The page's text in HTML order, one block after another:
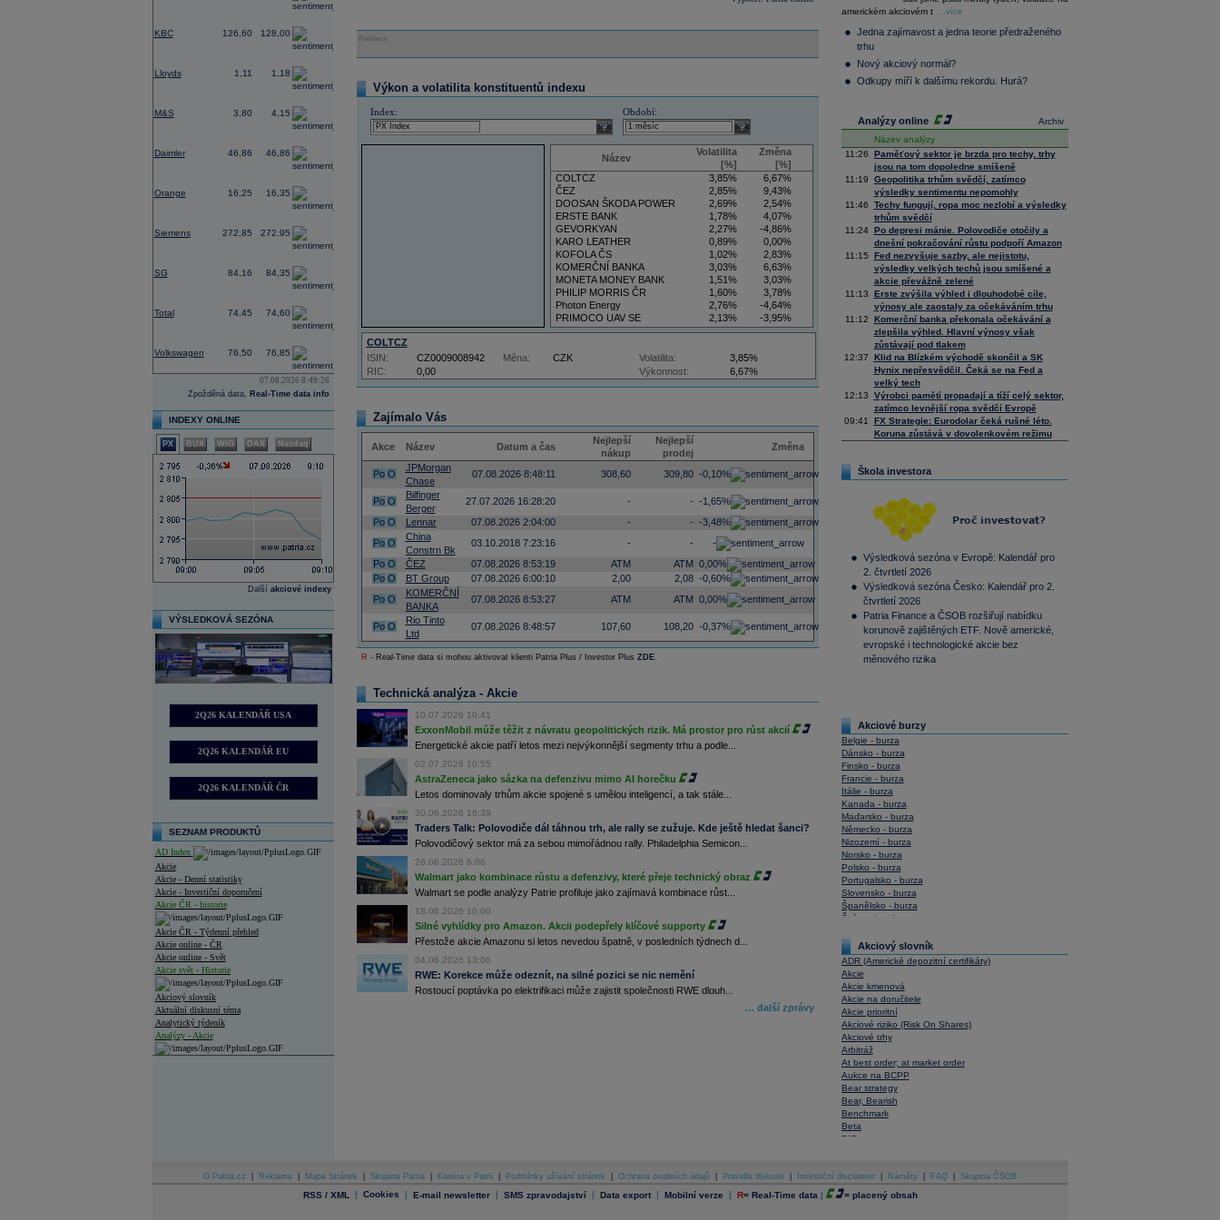
KBC 126,60 128,00
Lloyds 1,11 1,18
-2,05
M&S 3,80 4,15
-0,73
Daimler 46,86 46,86
Orange 16,25 16,35
Siemens 272,85 272,95
SG 84,16 84,35
Total 74,45 74,60
Volkswagen 76,50 76,85
07.08.2026 8:49:26
Zpožděná data, Real-Time data info
INDEXY ONLINE
PX BUX WIG DAX Nasdaq
Další akciové indexy
VÝSLEDKOVÁ SEZÓNA
2Q26 KALENDÁŘ USA
2Q26 KALENDÁŘ EU
2Q26 KALENDÁŘ ČR
SEZNAM PRODUKTŮ
AD Index
Akcie
Akcie - Denní statistiky
Akcie - Investiční doporučení
Akcie ČR - historie
Akcie ČR - Týdenní přehled
Akcie online - ČR
Akcie online - Svět
Akcie svět - Historie
Akciový slovník
Aktuální diskusní téma
Analytický týdeník
Analýzy - Akcie
Reklama
Výkon a volatilita konstituentů indexu
Index:
select
Období:
select
Název
Volatilita
[%]
Změna
[%]
COLTCZ
3,85%
6,67%
ČEZ
2,85%
9,43%
DOOSAN ŠKODA POWER
2,69%
2,54%
ERSTE BANK
1,78%
4,07%
GEVORKYAN
2,27%
-4,86%
KARO LEATHER
0,89%
0,00%
KOFOLA ČS
1,02%
2,83%
KOMERČNÍ BANKA
3,03%
6,63%
MONETA MONEY BANK
1,51%
3,03%
PHILIP MORRIS ČR
1,60%
3,78%
Photon Energy
2,76%
-4,64%
PRIMOCO UAV SE
2,13%
-3,95%
VIG
3,50%
5,88%
COLTCZ
RIC: 0,00
ISIN: CZ0009008942 Měna: CZK Volatilita:
3,85%
Výkonnost:
6,67%
Zajímalo Vás
Akce Název Datum a čas
Nejlepší
nákup
Nejlepší
prodej
Změna
Po O
JPMorgan
Chase
07.08.2026 8:48:11 308,60 309,80 -0,10%
Po O
Bilfinger
Berger
27.07.2026 16:28:20 - - -1,65%
Po O Lennar 07.08.2026 2:04:00 - - -3,48%
Po O
China
Constrn Bk
03.10.2018 7:23:16 - -
-
Po O ČEZ 07.08.2026 8:53:19 ATM ATM 0,00%
Po O BT Group 07.08.2026 6:00:10 2,00 2,08 -0,60%
Po O
KOMERČNÍ
BANKA
07.08.2026 8:53:27 ATM ATM 0,00%
Po O
Rio Tinto
Ltd
07.08.2026 8:48:57 107,60 108,20 -0,37%
R - Real-Time data si mohou aktivovat klienti Patria Plus / Investor Plus ZDE.
Technická analýza - Akcie
10.07.2026 10:41
ExxonMobil může těžit z návratu geopolitických rizik. Má prostor pro růst akcií
Energetické akcie patří letos mezi nejvýkonnější segmenty trhu a podle...
02.07.2026 10:55
AstraZeneca jako sázka na defenzivu mimo AI horečku
Letos dominovaly trhům akcie spojené s umělou inteligencí, a tak stále...
30.06.2026 16:39
Traders Talk: Polovodiče dál táhnou trh, ale rally se zužuje. Kde ještě hledat šanci?
Polovodičový sektor má za sebou mimořádnou rally. Philadelphia Semicon...
26.06.2026 6:06
Walmart jako kombinace růstu a defenzivy, které přeje technický obraz
Walmart se podle analýzy Patrie profiluje jako zajímavá kombinace růst...
18.06.2026 10:00
Silné vyhlídky pro Amazon. Akcii podepřely klíčové supporty
Přestože akcie Amazonu si letos nevedou špatně, v posledních týdnech d...
04.06.2026 13:06
RWE: Korekce může odeznít, na silné pozici se nic nemění
Rostoucí poptávka po elektrifikaci může zajistit společnosti RWE dlouh...
… další zprávy
Composite
36 128,57 -0,05
Tecdax
Performance
index
4 000,99
americkém akciovém t
...více
Jedna zajímavost a jedna teorie předraženého
trhu
Nový akciový normál?
Odkupy míří k dalšímu rekordu. Hurá?
Archiv
Analýzy online
Název analýzy
11:26
Paměťový sektor je brzda pro techy, trhy
jsou na tom dopoledne smíšeně
11:19
Geopolitika trhům svědčí, zatímco
výsledky sentimentu nepomohly
11:46
Techy fungují, ropa moc nezlobí a výsledky
trhům svědčí
11:24
Po depresi mánie. Polovodiče otočily a
dnešní pokračování růstu podpoří Amazon
11:15
Fed nezvyšuje sazby, ale nejistotu,
výsledky velkých techů jsou smíšené a
akcie převážně zelené
11:13
Erste zvýšila výhled i dlouhodobé cíle,
výnosy ale zaostaly za očekáváním trhu
11:12
Komerční banka překonala očekávání a
zlepšila výhled. Hlavní výnosy však
zůstávají pod tlakem
12:37
Klid na Blízkém východě skončil a SK
Hynix nepřesvědčil. Čeká se na Fed a
velký tech
12:13
Výrobci pamětí propadají a tíží celý sektor,
zatímco levnější ropa svědčí Evropě
09:41
FX Strategie: Eurodolar čeká rušné léto.
Koruna zůstává v dovolenkovém režimu
Škola investora
Výsledková sezóna v Evropě: Kalendář pro
2. čtvrtletí 2026
Výsledková sezóna Česko: Kalendář pro 2.
čtvrtletí 2026
Patria Finance a ČSOB rozšiřují nabídku
korunově zajištěných ETF. Nově americké,
evropské i technologické akcie bez
měnového rizika
Akciové burzy
Belgie - burza
Dánsko - burza
Finsko - burza
Francie - burza
Itálie - burza
Kanada - burza
Maďarsko - burza
Německo - burza
Nizozemí - burza
Norsko - burza
Polsko - burza
Portugalsko - burza
Slovensko - burza
Španělsko - burza
Švýcarsko - burza
Akciový slovník
ADR (Americké depozitní certifikáty)
Akcie
Akcie kmenová
Akcie na doručitele
Akcie prioritní
Akciové riziko (Risk On Shares)
Akciové trhy
Arbitráž
At best order; at market order
Aukce na BCPP
Bear strategy
Bear, Bearish
Benchmark
Beta
BIC
Bonita
Book To Bill Ratio
Book Value
O Patria.cz Reklama Mapa Stránek Skupina Patria Kariéra v Patrii Podmínky užívání stránek Ochrana osobních údajů Pravidla diskuse Investiční disclaimer Náměty FAQ Skupina ČSOB
RSS / XML | Cookies | E-mail newsletter | SMS zpravodajství | Data export | Mobilní verze | R= Real-Time data | = placený obsah